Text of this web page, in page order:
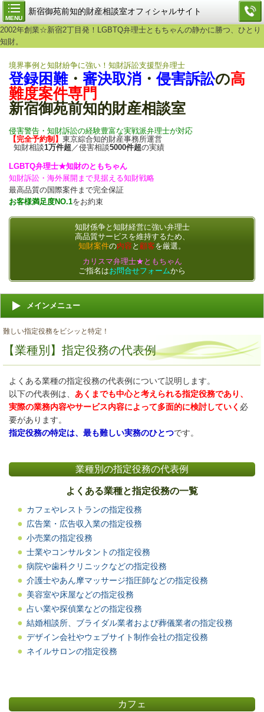
MENU
新宿御苑前知的財産相談室オフィシャルサイト
2002年創業☆新宿2丁目発！LGBTQ弁理士ともちゃんの静かに勝つ、ひとり
知財。
境界事例と知財紛争に強い！知財訴訟支援型弁理士
登録困難・ 審決取消 ・侵害訴訟の高
難度案件専門
新宿御苑前知的財産相談室
侵害警告・知財訴訟の経験豊富な実戦派弁理士が対応
【完全予約制】 東京綜合知的財産事務所運営
知財相談1万件超 ／侵害相談5000件超の実績
LGBTQ弁理士★知財のともちゃん
知財訴訟・海外展開まで見据える知財戦略
最高品質の国際案件まで完全保証
お客様満足度NO.1をお約束
知財係争と知財経営に強い弁理士
高品質サービスを維持するため、
知財案件の内容 と 顧客を厳選。
カリスマ弁理士★ともちゃん
ご指名はお問合せフォームから
メインメニュー
難しい指定役務をビシッと特定！
【業種別】指定役務の代表例
よくある業種の指定役務の代表例について説明します。
以下の代表例は、 あくまでも中心と考えられる指定役務であり、
実際の業務内容やサービス内容によって多面的に検討していく 必
要があります。
指定役務の特定は、最も難しい実務のひとつです。
業種別の指定役務の代表例
よくある業種と指定役務の一覧
カフェやレストランの指定役務
広告業・広告収入業の指定役務
小売業の指定役務
士業やコンサルタントの指定役務
病院や歯科クリニックなどの指定役務
介護士やあん摩マッサージ指圧師などの指定役務
美容室や床屋などの指定役務
占い業や探偵業などの指定役務
結婚相談所、ブライダル業者および葬儀業者の指定役務
デザイン会社やウェブサイト制作会社の指定役務
ネイルサロンの指定役務
カフェ